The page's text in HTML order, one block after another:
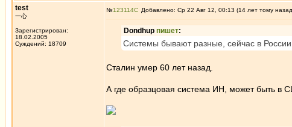
test
一心
Зарегистрирован:
18.02.2005
Суждений: 18709
№123114 Добавлено: Ср 22 Авг 12, 00:13 (14 лет тому
Dondhup пишет:
Системы бывают разные, сейчас в
Сталин умер 60 лет назад.
А где образцовая система ИН, может быть в